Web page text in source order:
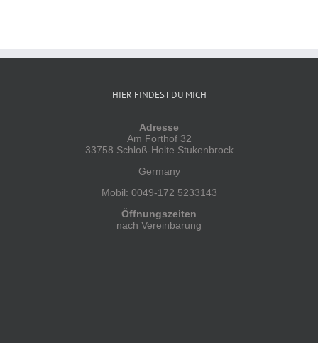
HIER FINDEST DU MICH
Adresse
Am Forthof 32
33758 Schloß-Holte Stukenbrock
Germany
Mobil: 0049-172 5233143
Öffnungszeiten
nach Vereinbarung